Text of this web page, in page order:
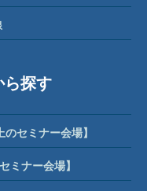
ら探す
セミナー会場】
ミナー会場】